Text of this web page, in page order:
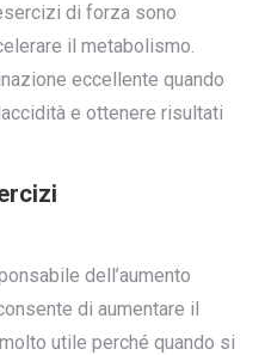
di forza sono
il metabolismo.
eccellente quando
e ottenere risultati
dell’aumento
di aumentare il
utile perché quando si